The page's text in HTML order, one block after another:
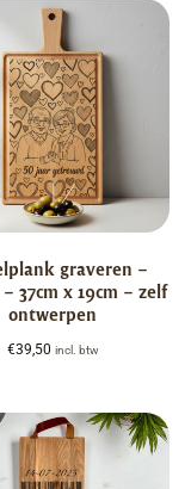
graveren –
37cm x 19cm – zelf
ontwerpen
€39,50 incl. btw